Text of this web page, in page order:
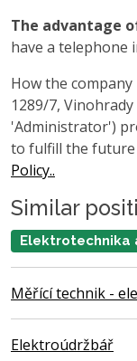
The advantage
have a telephone
How the company
1289/7,
'Administrator')
to fulfill the future
Policy..
Similar
Elektrotechnika
Měřící technik -
Elektroúdržbář